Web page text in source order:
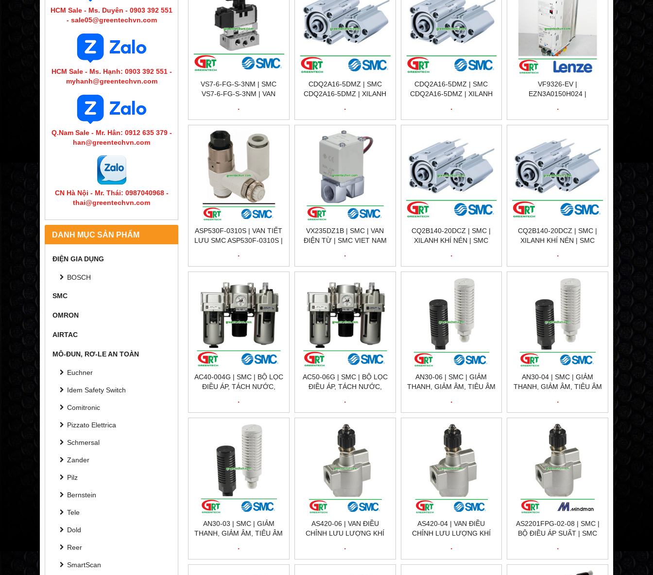
HCM Sale - Ms. Duyên - 0903 392 551
- sale05@greentechvn.com
HCM Sale - Ms. Hạnh: 0903 392 551 -
myhanh@greentechvn.com
Q.Nam Sale - Mr. Hân: 0912 635 379 -
han@greentechvn.com
CN Hà Nội - Mr. Thái: 0987040968 -
thai@greentechvn.com
DANH MỤC SẢN PHẨM
ĐIỆN GIA DỤNG
BOSCH
SMC
OMRON
AIRTAC
MÔ-ĐUN, RƠ-LE AN TOÀN
Euchner
Idem Safety Switch
Comitronic
Pizzato Elettrica
Schmersal
Zander
Pilz
Bernstein
Tele
Dold
Reer
SmartScan
VS7-6-FG-S-3NM | SMC
VS7-6-FG-S-3NM | VAN
.
CDQ2A16-5DMZ | SMC
CDQ2A16-5DMZ | XILANH
.
CDQ2A16-5DMZ | SMC
CDQ2A16-5DMZ | XILANH
.
VF9326-EV |
EZN3A0150H024 |
.
ASP530F-0310S | VAN TIẾT
LƯU SMC ASP530F-0310S |
VX235DZ1B | SMC | VAN
ĐIỆN TỪ | SMC VIET NAM
CQ2B140-20DCZ | SMC |
XILANH KHÍ NÉN | SMC
CQ2B140-20DCZ | SMC |
XILANH KHÍ NÉN | SMC
AC40-004G | SMC | BỘ LỌC
ĐIỀU ÁP, TÁCH NƯỚC,
VIETNAM
.
AC50-06G | SMC | BỘ LỌC
ĐIỀU ÁP, TÁCH NƯỚC,
VIETNAM
.
AN30-06 | SMC | GIẢM
THANH, GIẢM ÂM, TIÊU ÂM
.
AN30-04 | SMC | GIẢM
THANH, GIẢM ÂM, TIÊU ÂM
.
AN30-03 | SMC | GIẢM
THANH, GIẢM ÂM, TIÊU ÂM
.
AS420-06 | VAN ĐIỀU
CHỈNH LƯU LƯỢNG KHÍ
.
AS420-04 | VAN ĐIỀU
CHỈNH LƯU LƯỢNG KHÍ
.
AS2201FPG-02-08 | SMC |
BỘ ĐIỀU ÁP SUẤT | SMC
.